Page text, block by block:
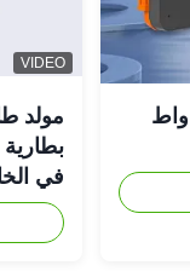
مشعل سيجار محطة طاقة 1200 واط
VIDEO
في